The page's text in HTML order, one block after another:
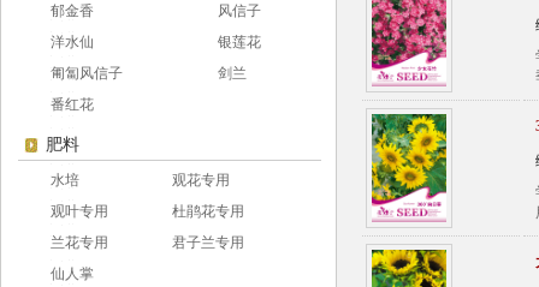
郁金香
风信子
洋水仙
银莲花
匍匐风信子
剑兰
番红花
肥料
水培
观花专用
观叶专用
杜鹃花专用
兰花专用
君子兰专用
仙人掌